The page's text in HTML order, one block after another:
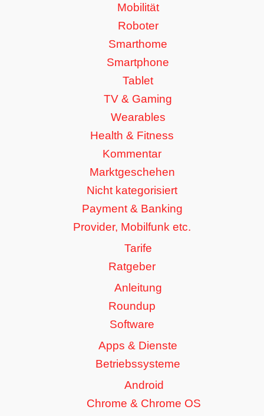
Mobilität
Roboter
Smarthome
Smartphone
Tablet
TV & Gaming
Wearables
Health & Fitness
Kommentar
Marktgeschehen
Nicht kategorisiert
Payment & Banking
Provider, Mobilfunk etc.
Tarife
Ratgeber
Anleitung
Roundup
Software
Apps & Dienste
Betriebssysteme
Android
Chrome & Chrome OS